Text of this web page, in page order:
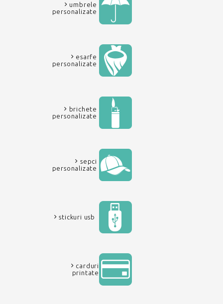
umbrele
personalizate
esarfe
personalizate
brichete
personalizate
sepci
personalizate
stickuri usb
carduri
printate